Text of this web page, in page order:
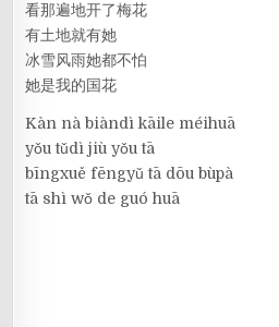
看那遍地开了梅花
有土地就有她
冰雪风雨她都不怕
她是我的国花
Kàn nà biàndì kāile méihuā
yǒu tǔdì jiù yǒu tā
bīngxuě fēngyǔ tā dōu bùpà
tā shì wǒ de guó huā